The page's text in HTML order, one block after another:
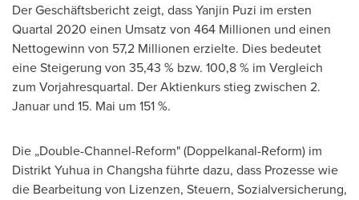
Der Geschäftsbericht zeigt, dass Yanjin Puzi im ersten
Quartal 2020 einen Umsatz von 464 Millionen und einen
Nettogewinn von 57,2 Millionen erzielte. Dies bedeutet
eine Steigerung von 35,43 % bzw. 100,8 % im Vergleich
zum Vorjahresquartal. Der Aktienkurs stieg zwischen 2.
Januar und 15. Mai um 151 %.
Die „Double-Channel-Reform" (Doppelkanal-Reform) im
Distrikt Yuhua in Changshaführte dazu, dass Prozesse wie
die Bearbeitung von Lizenzen, Steuern, Sozialversicherung,